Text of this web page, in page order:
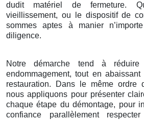
dudit matériel de fermeture.
vieillissement, ou le dispositif de
sommes aptes à manier
diligence.
Notre démarche tend à
endommagement, tout en
restauration. Dans le même ordre
nous appliquons pour présenter
chaque étape du démontage, pour
confiance parallèlement